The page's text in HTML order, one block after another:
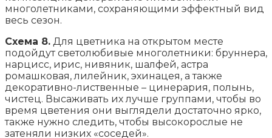
многолетниками, сохраняющими эффектный вид
весь сезон.
Схема 8. Для цветника на открытом месте
подойдут светолюбивые многолетники: бруннера,
нарцисс, ирис, нивяник, шалфей, астра
ромашковая, лилейник, эхинацея, а также
декоративно-лиственные – цинерария, полынь,
чистец. Высаживать их лучше группами, чтобы во
время цветения они выглядели достаточно ярко,
также нужно следить, чтобы высокорослые не
затеняли низких «соседей».